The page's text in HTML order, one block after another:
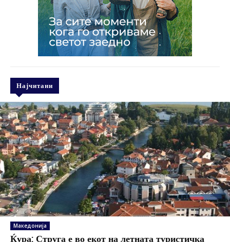
Најчитани
Македонија
Ќура: Струга е во екот на летната туристичка